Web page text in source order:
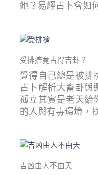
她？易經占卜會如
受排擠竟占得吉卦？
覺得自己總是被排
占卜解析大畜卦與
孤立其實是老天給
的人與有毒環境，
吉凶由人不由天